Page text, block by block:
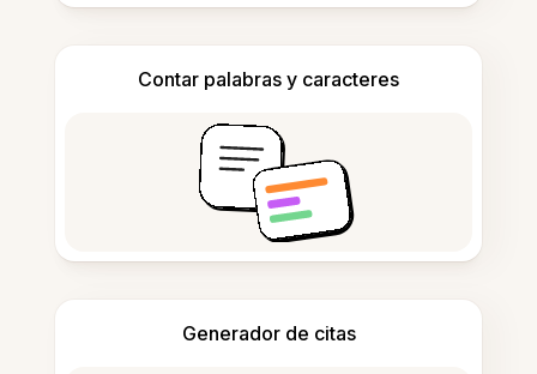
Contar palabras y caracteres
Generador de citas